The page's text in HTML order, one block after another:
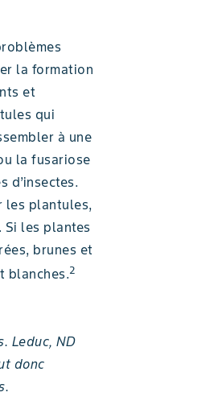
la formation
et
qui
à une
la fusariose
d’insectes.
les plantules,
les plantes
brunes et
blanches.2
Leduc, ND
donc